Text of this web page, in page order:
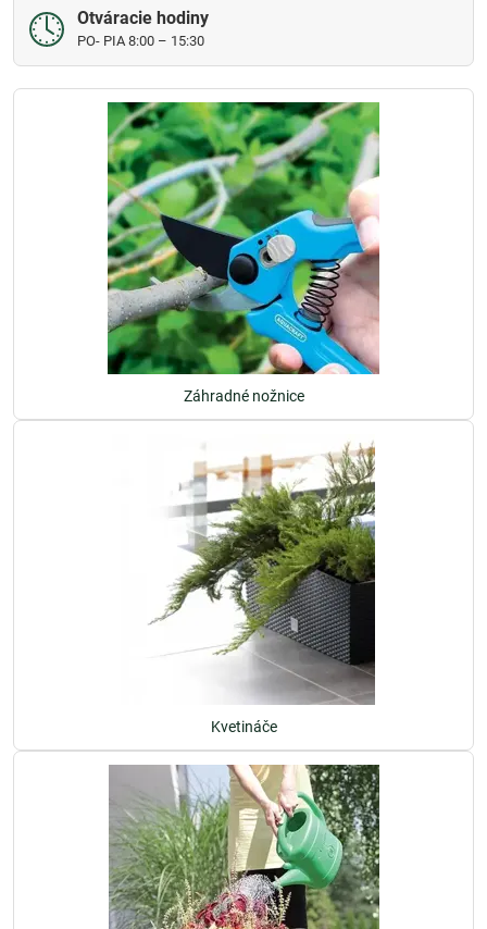
Otváracie hodiny
PO- PIA 8:00 – 15:30
Záhradné nožnice
Kvetináče